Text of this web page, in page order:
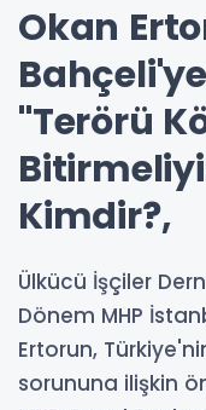
Okan
"Terörü
Kimdir?,
Ülkücü İşçiler
Dönem MHP
Ertorun,
sorununa ilişkin